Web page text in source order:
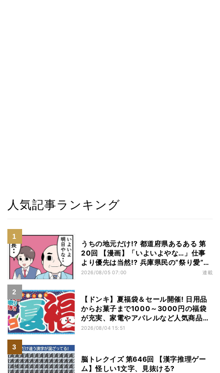
人気記事ランキング
うちの地元だけ!? 都道府県あるある 第
20回 【漫画】「いよいよやな…」仕事
より優先は当然!? 兵庫県民の“祭り愛”が
熱すぎた
2026/08/05 07:00 連載
【ドンキ】夏福袋＆セール開催! 日用品
からお菓子まで1000～3000円の福袋
が充実、家電やアパレルなど人気商品も
特価
2026/08/04 15:51
脳トレクイズ 第646回 【漢字推理ゲー
ム】怪しい1文字、見抜ける?